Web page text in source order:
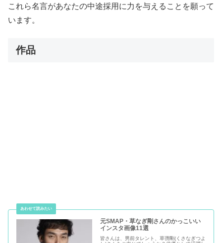
これら名言があなたの中途採用に力を与えることを願って
います。
作品
元SMAP・草なぎ剛さんのかっこいい
インスタ画像11選
皆さんは、男前タレント、草彅剛(くさなぎつよ